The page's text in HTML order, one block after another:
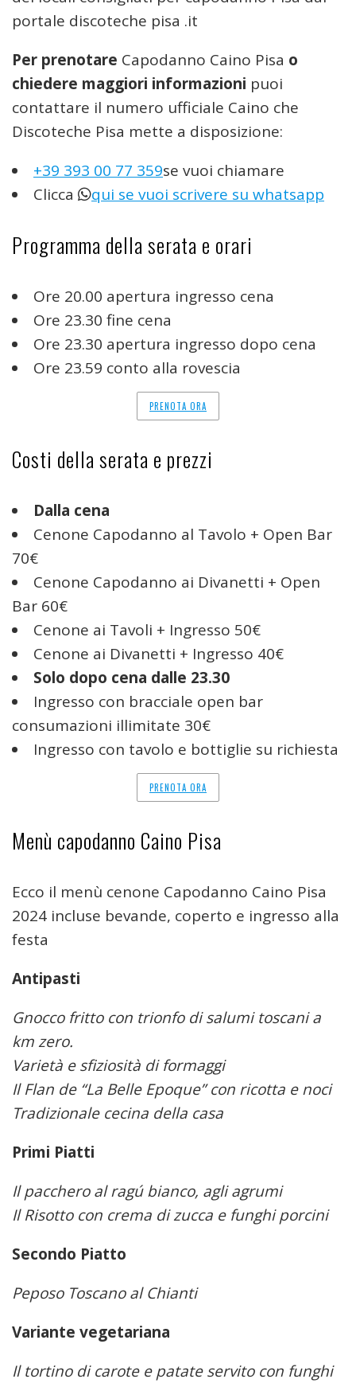
portale discoteche pisa .it
Per prenotare Capodanno Caino Pisa o
chiedere maggiori informazioni puoi
contattare il numero ufficiale Caino che
Discoteche Pisa mette a disposizione:
+39 393 00 77 359se vuoi chiamare
Clicca
qui se vuoi scrivere su whatsapp
Programma della serata e orari
Ore 20.00 apertura ingresso cena
Ore 23.30 fine cena
Ore 23.30 apertura ingresso dopo cena
Ore 23.59 conto alla rovescia
PRENOTA ORA
Costi della serata e prezzi
Dalla cena
Cenone Capodanno al Tavolo + Open Bar
70€
Cenone Capodanno ai Divanetti + Open
Bar 60€
Cenone ai Tavoli + Ingresso 50€
Cenone ai Divanetti + Ingresso 40€
Solo dopo cena dalle 23.30
Ingresso con bracciale open bar
consumazioni illimitate 30€
Ingresso con tavolo e bottiglie su richiesta
PRENOTA ORA
Menù capodanno Caino Pisa
Ecco il menù cenone Capodanno Caino Pisa
2024 incluse bevande, coperto e ingresso alla
festa
Antipasti
Gnocco fritto con trionfo di salumi toscani a
km zero.
Varietà e sfiziosità di formaggi
Il Flan de “La Belle Epoque” con ricotta e noci
Tradizionale cecina della casa
Primi Piatti
Il pacchero al ragú bianco, agli agrumi
Il Risotto con crema di zucca e funghi porcini
Secondo Piatto
Peposo Toscano al Chianti
Variante vegetariana
Il tortino di carote e patate servito con funghi